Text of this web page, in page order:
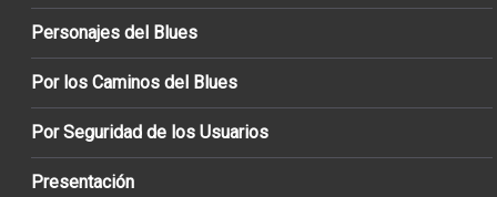
Personajes del Blues
Por los Caminos del Blues
Por Seguridad de los Usuarios
Presentación